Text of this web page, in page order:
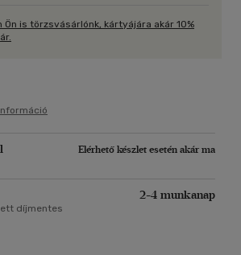
Ön is törzsvásárlónk, kártyájára akár 10%
Elérhető készlet esetén akár ma
2-4 munkanap
díjmentes